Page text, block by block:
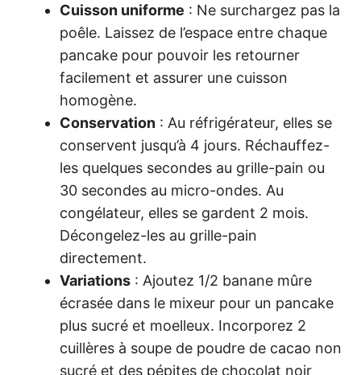
Cuisson uniforme : Ne surchargez pas la
poêle. Laissez de l’espace entre chaque
pancake pour pouvoir les retourner
facilement et assurer une cuisson
homogène.
Conservation : Au réfrigérateur, elles se
conservent jusqu’à 4 jours. Réchauffez-
les quelques secondes au grille-pain ou
30 secondes au micro-ondes. Au
congélateur, elles se gardent 2 mois.
Décongelez-les au grille-pain
directement.
Variations : Ajoutez 1/2 banane mûre
écrasée dans le mixeur pour un pancake
plus sucré et moelleux. Incorporez 2
cuillères à soupe de poudre de cacao non
sucré et des pépites de chocolat noir